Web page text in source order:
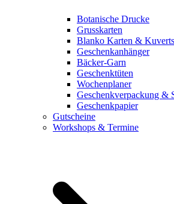
Botanische Drucke
Grusskarten
Blanko Karten & Kuverts
Geschenkanhänger
Bäcker-Garn
Geschenktüten
Wochenplaner
Geschenkverpackung &
Geschenkpapier
Gutscheine
Workshops & Termine